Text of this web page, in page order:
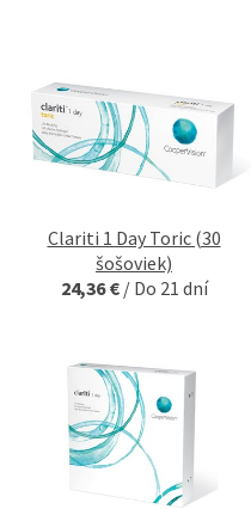
Clariti 1 Day Toric (30
šošoviek)
24,36 € / Do 21 dní